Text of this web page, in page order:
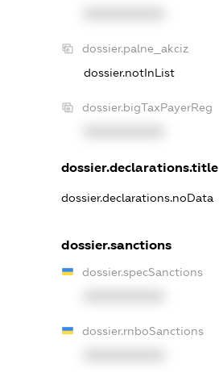
dossier.palne_akciz
dossier.notInList
dossier.bigTaxPayerReg
dossier.declarations.title
dossier.declarations.noData
dossier.sanctions
dossier.specSanctions
dossier.rnboSanctions